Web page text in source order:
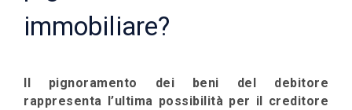
immobiliare?
Il pignoramento dei beni del debitore
rappresenta l’ultima possibilità per il creditore